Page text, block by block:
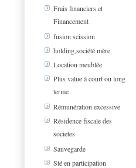
Frais financiers et
Financement
fusion scission
holding,société mère
Location meublée
Plus value à court ou long
terme
Rémunération excessive
Résidence fiscale des
societes
Sauvegarde
Sté en participation